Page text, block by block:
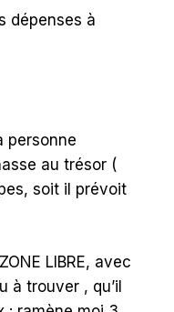
dépenses à
personne
au trésor (
soit il prévoit
LIBRE, avec
à trouver , qu’il